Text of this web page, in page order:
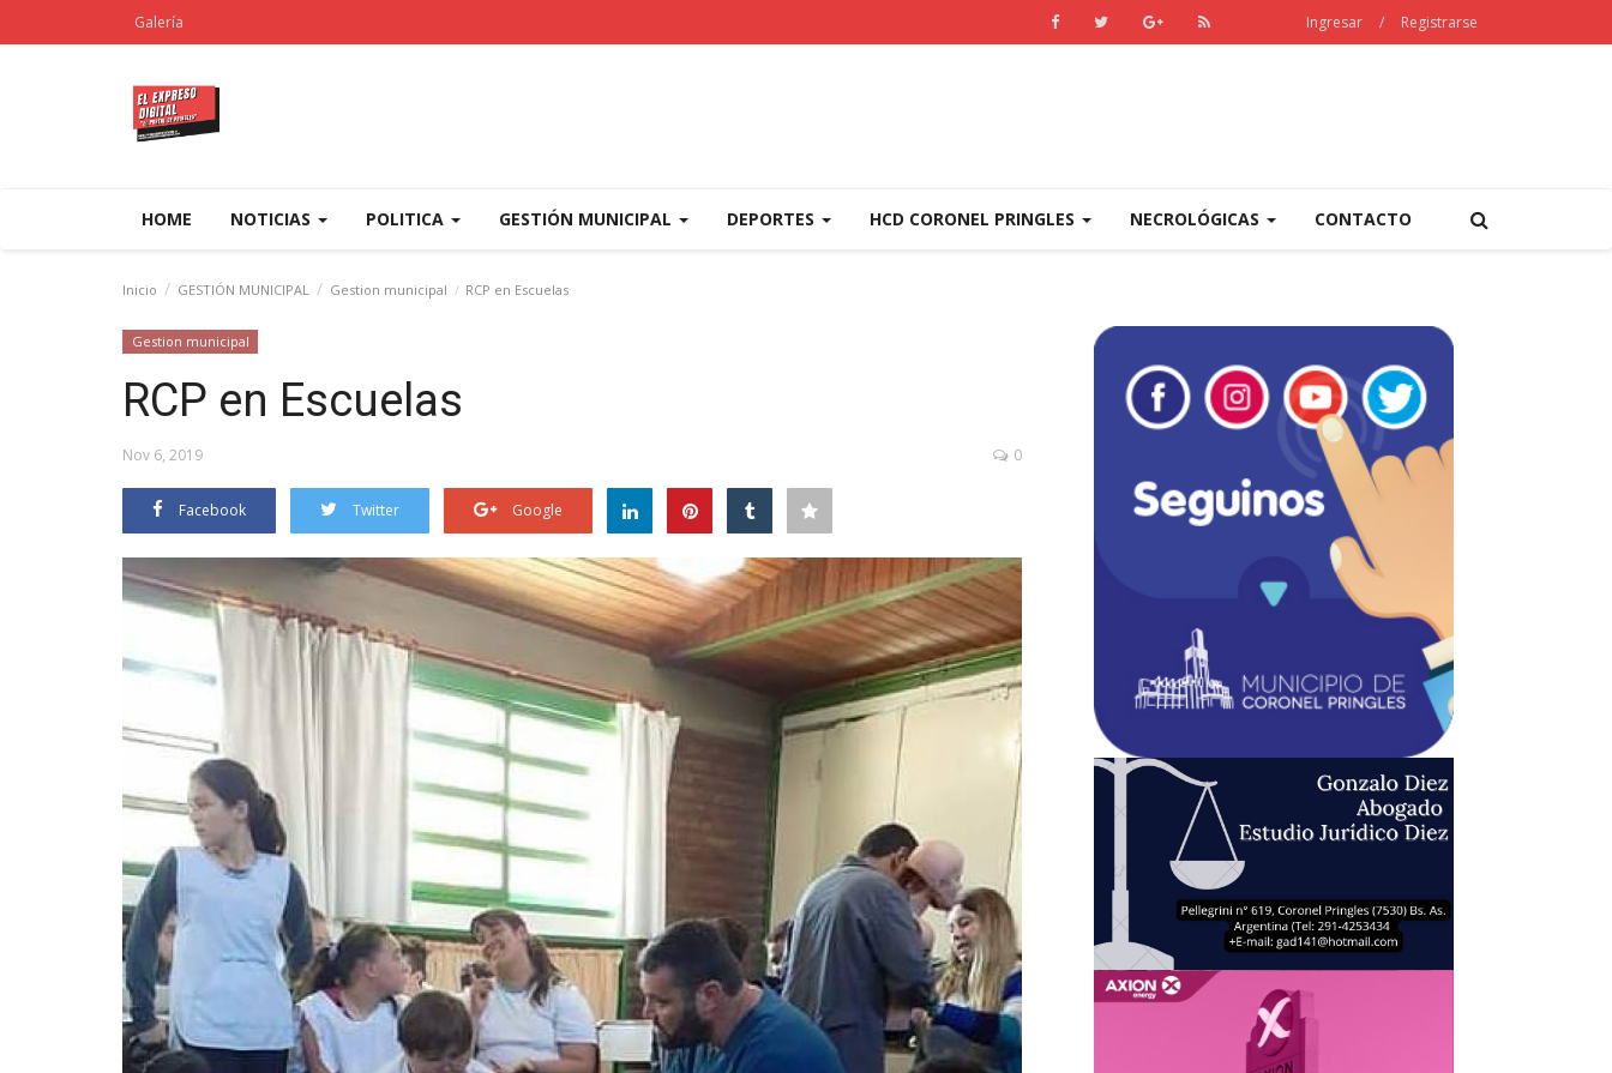
Galería Ingresar / Registrarse
HOME NOTICIAS POLITICA GESTIÓN MUNICIPAL DEPORTES HCD CORONEL PRINGLES NECROLÓGICAS CONTACTO
Inicio GESTIÓN MUNICIPAL Gestion municipal RCP en Escuelas
Gestion municipal
RCP en Escuelas
Nov 6, 2019 0
Facebook Twitter Google